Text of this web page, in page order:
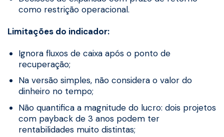
como restrição operacional.
Limitações do indicador:
Ignora fluxos de caixa após o ponto de
recuperação;
Na versão simples, não considera o valor do
dinheiro no tempo;
Não quantifica a magnitude do lucro: dois projetos
com payback de 3 anos podem ter
rentabilidades muito distintas;